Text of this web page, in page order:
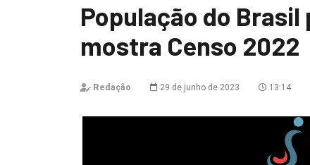
População do Brasil
mostra Censo 2022
Redação 29 de junho de 2023 13:14